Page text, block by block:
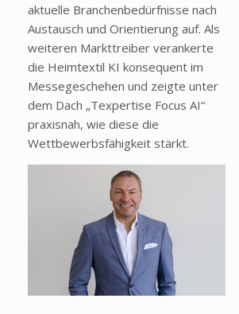
aktuelle Branchenbedürfnisse nach
Austausch und Orientierung auf. Als
weiteren Markttreiber verankerte
die Heimtextil KI konsequent im
Messegeschehen und zeigte unter
dem Dach „Texpertise Focus AI“
praxisnah, wie diese die
Wettbewerbsfähigkeit stärkt.